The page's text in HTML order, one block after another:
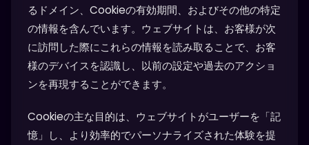
るドメイン、Cookieの有効期間、およびその他の特定
の情報を含んでいます。ウェブサイトは、お客様が次
に訪問した際にこれらの情報を読み取ることで、お客
様のデバイスを認識し、以前の設定や過去のアクショ
ンを再現することができます。
Cookieの主な目的は、ウェブサイトがユーザーを「記
憶」し、より効率的でパーソナライズされた体験を提